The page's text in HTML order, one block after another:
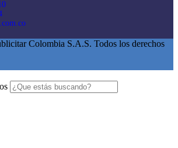
Colombia S.A.S. Todos los derechos